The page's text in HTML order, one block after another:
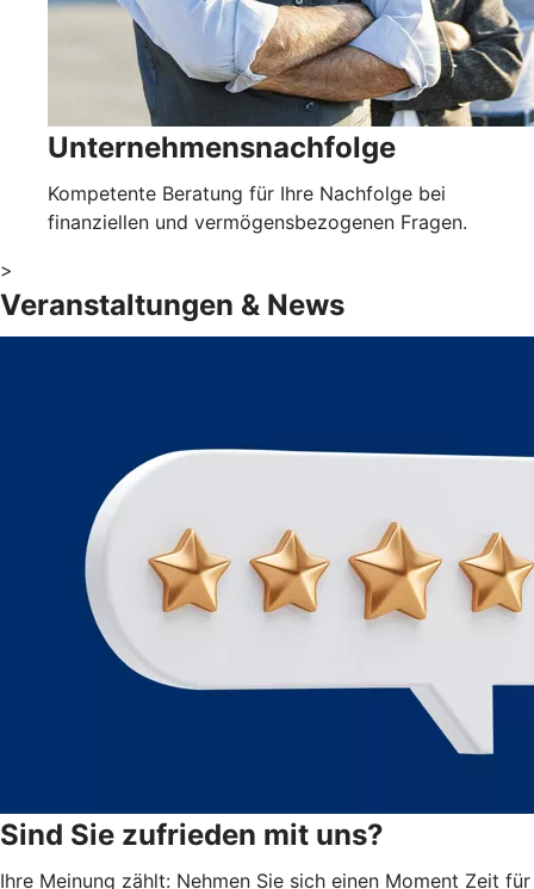
Unternehmensnachfolge
Kompetente Beratung für Ihre Nachfolge bei
finanziellen und vermögensbezogenen Fragen.
>
Veranstaltungen & News
Sind Sie zufrieden mit uns?
Ihre Meinung zählt: Nehmen Sie sich einen Moment Zeit für